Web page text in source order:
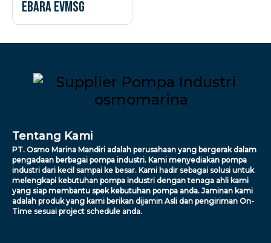
Ebara EVMSG
Tentang Kami
PT. Osmo Marina Mandiri adalah perusahaan yang bergerak dalam
pengadaan berbagai pompa industri. Kami menyediakan pompa
industri dari kecil sampai ke besar. Kami hadir sebagai solusi untuk
melengkapi kebutuhan pompa industri dengan tenaga ahli kami
yang siap membantu spek kebutuhan pompa anda. Jaminan kami
adalah produk yang kami berikan dijamin Asli dan pengiriman On-
Time sesuai project schedule anda.